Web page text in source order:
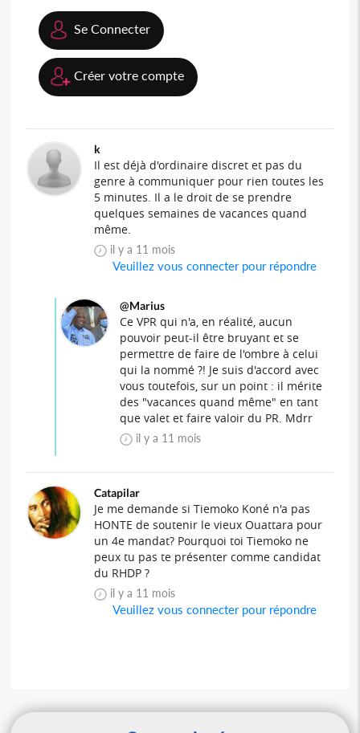
Se Connecter
Créer votre compte
k
Il est déjà d'ordinaire discret et pas du
genre à communiquer pour rien toutes les
5 minutes. Il a le droit de se prendre
quelques semaines de vacances quand
même.
il y a 11 mois
Veuillez vous connecter pour répondre
@Marius
Ce VPR qui n'a, en réalité, aucun
pouvoir peut-il être bruyant et se
permettre de faire de l'ombre à celui
qui la nommé ?! Je suis d'accord avec
vous toutefois, sur un point : il mérite
des "vacances quand même" en tant
que valet et faire valoir du PR. Mdrr
il y a 11 mois
Catapilar
Je me demande si Tiemoko Koné n'a pas
HONTE de soutenir le vieux Ouattara pour
un 4e mandat? Pourquoi toi Tiemoko ne
peux tu pas te présenter comme candidat
du RHDP ?
il y a 11 mois
Veuillez vous connecter pour répondre